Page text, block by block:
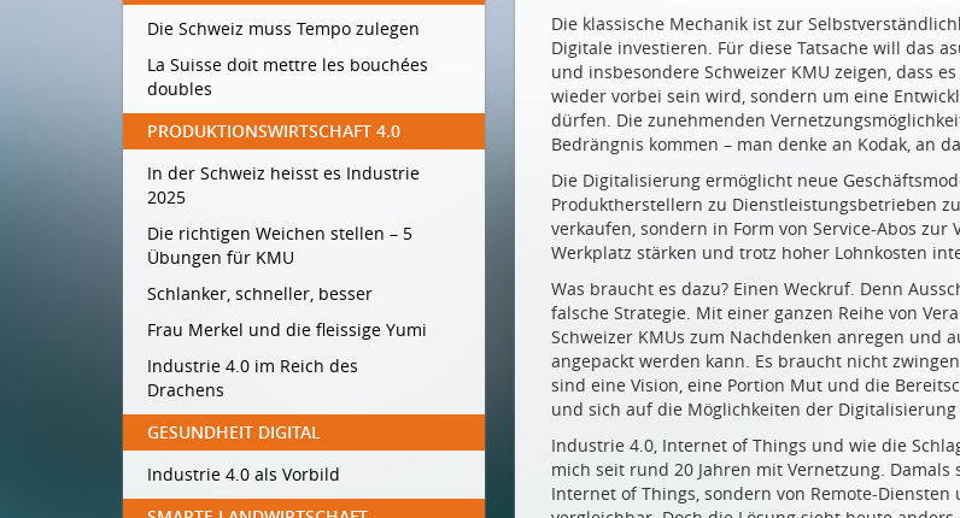
Die Schweiz muss Tempo zulegen
La Suisse doit mettre les bouchées
doubles
PRODUKTIONSWIRTSCHAFT 4.0
In der Schweiz heisst es Industrie
2025
Die richtigen Weichen stellen – 5
Übungen für KMU
Schlanker, schneller, besser
Frau Merkel und die fleissige Yumi
Industrie 4.0 im Reich des
Drachens
GESUNDHEIT DIGITAL
Industrie 4.0 als Vorbild
Die klassische Mechanik ist zur
Digitale investieren. Für diese Tatsache will das
und insbesondere Schweizer KMU zeigen, dass
wieder vorbei sein wird, sondern um eine
dürfen. Die zunehmenden
Bedrängnis kommen – man denke an Kodak, an
Die Digitalisierung ermöglicht neue
Produktherstellern zu Dienstleistungsbetrieben
verkaufen, sondern in Form von Service-Abos
Werkplatz stärken und trotz hoher Lohnkosten
Was braucht es dazu? Einen Weckruf. Denn
falsche Strategie. Mit einer ganzen Reihe von
Schweizer KMUs zum Nachdenken anregen und
angepackt werden kann. Es braucht nicht
sind eine Vision, eine Portion Mut und die
und sich auf die Möglichkeiten der Digitalisierung
Industrie 4.0, Internet of Things und wie die
mich seit rund 20 Jahren mit Vernetzung.
Internet of Things, sondern von Remote-